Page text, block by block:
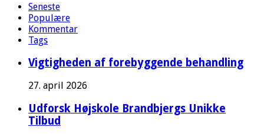
Seneste
Populære
Kommentar
Tags
Vigtigheden af forebyggende behandling
27. april 2026
Udforsk Højskole Brandbjergs Unikke
Tilbud